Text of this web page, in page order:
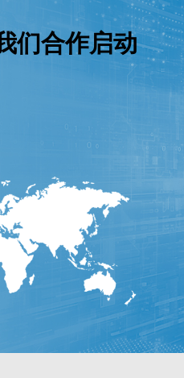
们合作启动